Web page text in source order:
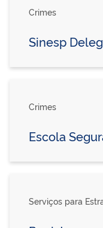
Crimes
Sinesp
Crimes
Escola
Serviços para